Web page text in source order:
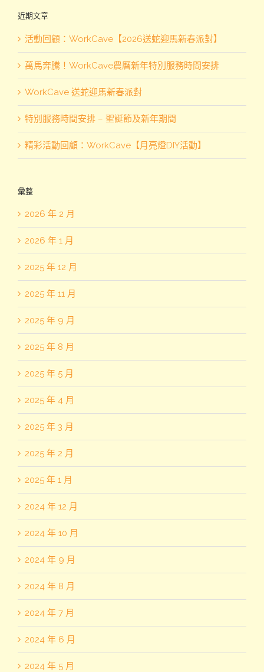
近期文章
活動回顧：WorkCave【2026送蛇迎馬新春派對】
萬馬奔騰！WorkCave農曆新年特別服務時間安排
WorkCave 送蛇迎馬新春派對
特別服務時間安排 – 聖誕節及新年期間
精彩活動回顧：WorkCave【月亮燈DIY活動】
彙整
2026 年 2 月
2026 年 1 月
2025 年 12 月
2025 年 11 月
2025 年 9 月
2025 年 8 月
2025 年 5 月
2025 年 4 月
2025 年 3 月
2025 年 2 月
2025 年 1 月
2024 年 12 月
2024 年 10 月
2024 年 9 月
2024 年 8 月
2024 年 7 月
2024 年 6 月
2024 年 5 月